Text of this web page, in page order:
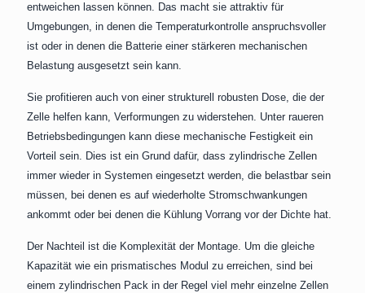
entweichen lassen können. Das macht sie attraktiv für
Umgebungen, in denen die Temperaturkontrolle anspruchsvoller
ist oder in denen die Batterie einer stärkeren mechanischen
Belastung ausgesetzt sein kann.
Sie profitieren auch von einer strukturell robusten Dose, die der
Zelle helfen kann, Verformungen zu widerstehen. Unter raueren
Betriebsbedingungen kann diese mechanische Festigkeit ein
Vorteil sein. Dies ist ein Grund dafür, dass zylindrische Zellen
immer wieder in Systemen eingesetzt werden, die belastbar sein
müssen, bei denen es auf wiederholte Stromschwankungen
ankommt oder bei denen die Kühlung Vorrang vor der Dichte hat.
Der Nachteil ist die Komplexität der Montage. Um die gleiche
Kapazität wie ein prismatisches Modul zu erreichen, sind bei
einem zylindrischen Pack in der Regel viel mehr einzelne Zellen